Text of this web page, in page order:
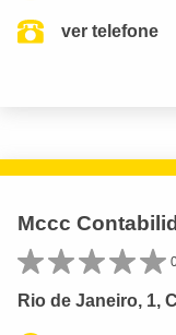
ver telefone
Mccc
Rio de Janeiro, 1,